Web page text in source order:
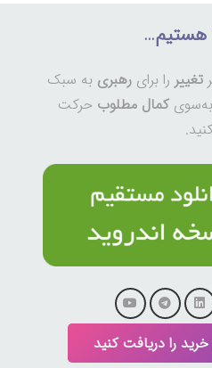
هستیم…
تغییر را برای رهبری به سبک
به‌سوی کمال مطلوب حرکت
را دریافت کنید